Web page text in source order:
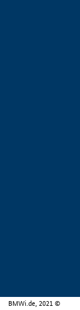
BMWi.de, 2021 ©